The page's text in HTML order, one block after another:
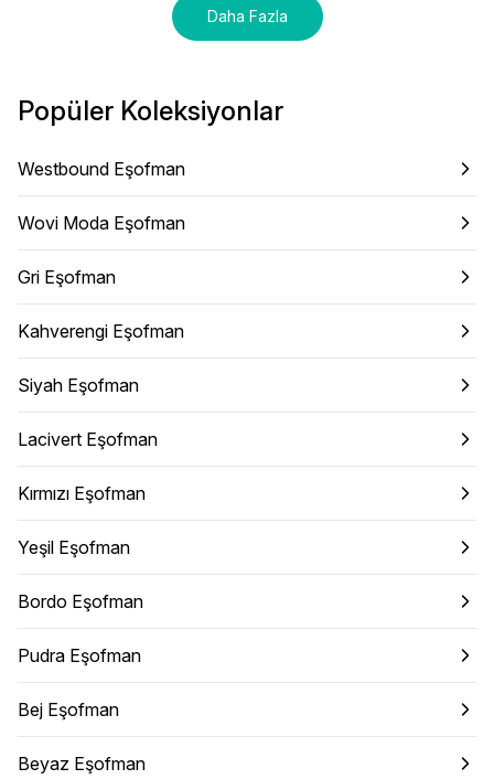
Daha Fazla
Popüler Koleksiyonlar
Westbound Eşofman
Wovi Moda Eşofman
Gri Eşofman
Kahverengi Eşofman
Siyah Eşofman
Lacivert Eşofman
Kırmızı Eşofman
Yeşil Eşofman
Bordo Eşofman
Pudra Eşofman
Bej Eşofman
Beyaz Eşofman